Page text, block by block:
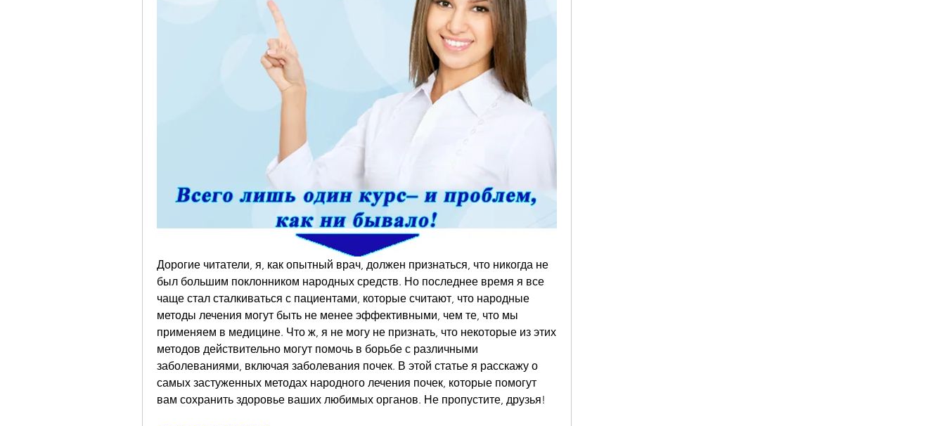
Дорогие читатели, я, как опытный врач, должен признаться, что никогда не
был большим поклонником народных средств. Но последнее время я все
чаще стал сталкиваться с пациентами, которые считают, что народные
методы лечения могут быть не менее эффективными, чем те, что мы
применяем в медицине. Что ж, я не могу не признать, что некоторые из этих
методов действительно могут помочь в борьбе с различными
заболеваниями, включая заболевания почек. В этой статье я расскажу о
самых застуженных методах народного лечения почек, которые помогут
вам сохранить здоровье ваших любимых органов. Не пропустите, друзья!